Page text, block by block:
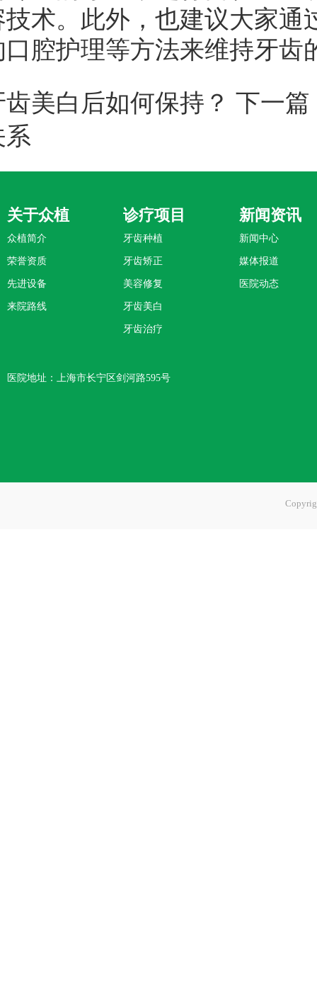
术。此外，也建议大家通
腔护理等方法来维持牙齿
齿美白后如何保持？ 下一篇
系
关于众植
众植简介
荣誉资质
先进设备
来院路线
诊疗项目
牙齿种植
牙齿矫正
美容修复
牙齿美白
牙齿治疗
新闻资讯
新闻中心
媒体报道
医院动态
医院地址：上海市长宁区剑河路595号